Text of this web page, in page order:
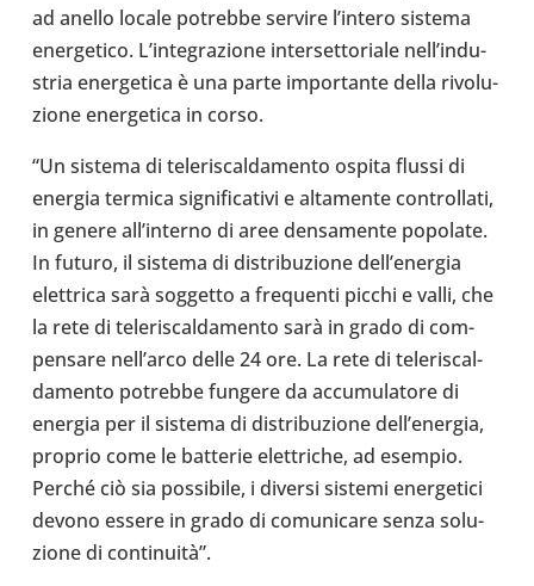
ad anello locale potrebbe servire l’in­tero sistema
ener­ge­tico. L’in­te­gra­zione inter­set­to­riale nel­l’in­du­
stria ener­ge­tica è una parte impor­tante della rivo­lu­
zione ener­ge­tica in corso.
“Un sistema di tele­ri­scal­da­mento ospita flussi di
energia termica signi­fi­ca­tivi e alta­mente con­trol­lati,
in genere all’in­terno di aree den­sa­mente popo­late.
In futuro, il sistema di distri­bu­zione del­l’e­ner­gia
elet­trica sarà sog­getto a fre­quenti picchi e valli, che
la rete di tele­ri­scal­da­mento sarà in grado di com­
pen­sare nel­l’arco delle 24 ore. La rete di tele­ri­scal­
da­mento potrebbe fungere da accu­mu­la­tore di
energia per il sistema di distri­bu­zione del­l’e­ner­gia,
proprio come le bat­te­rie elet­tri­che, ad esempio.
Perché ciò sia pos­si­bile, i diversi sistemi ener­ge­tici
devono essere in grado di comu­ni­care senza solu­
zione di continuità”.